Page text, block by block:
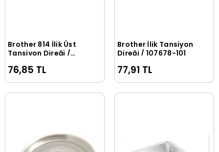
Sepete Ekle
Brother 814 İlik Üst
Tansiyon Direği /
76,85 TL
Sepete Ekle
Brother İlik Tansiyon
Direği / 107678-101
77,91 TL